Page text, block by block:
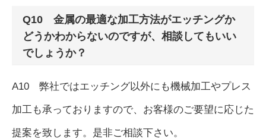
Q10 金属の最適な加工方法がエッチングか
どうかわからないのですが、相談してもいい
でしょうか？
A10 弊社ではエッチング以外にも機械加工やプレス
加工も承っておりますので、お客様のご要望に応じた
提案を致します。是非ご相談下さい。